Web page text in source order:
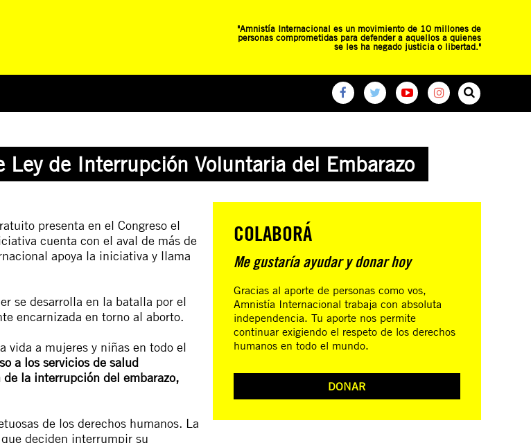
"Amnistía Internacional es un movimiento de 10 millones de
personas comprometidas para defender a aquellos a quienes
se les ha negado justicia o libertad."
Ley de Interrupción Voluntaria del Embarazo
presenta en el Congreso el
cuenta con el aval de más de
apoya la iniciativa y llama
se desarrolla en la batalla por el
encarnizada en torno al aborto.
vida a mujeres y niñas en todo el
a los servicios de salud
la interrupción del embarazo,
de los derechos humanos. La
deciden interrumpir su
COLABORÁ
Me gustaría ayudar y donar hoy
Gracias al aporte de personas como vos,
Amnistía Internacional trabaja con absoluta
independencia. Tu aporte nos permite
continuar exigiendo el respeto de los derechos
humanos en todo el mundo.
DONAR